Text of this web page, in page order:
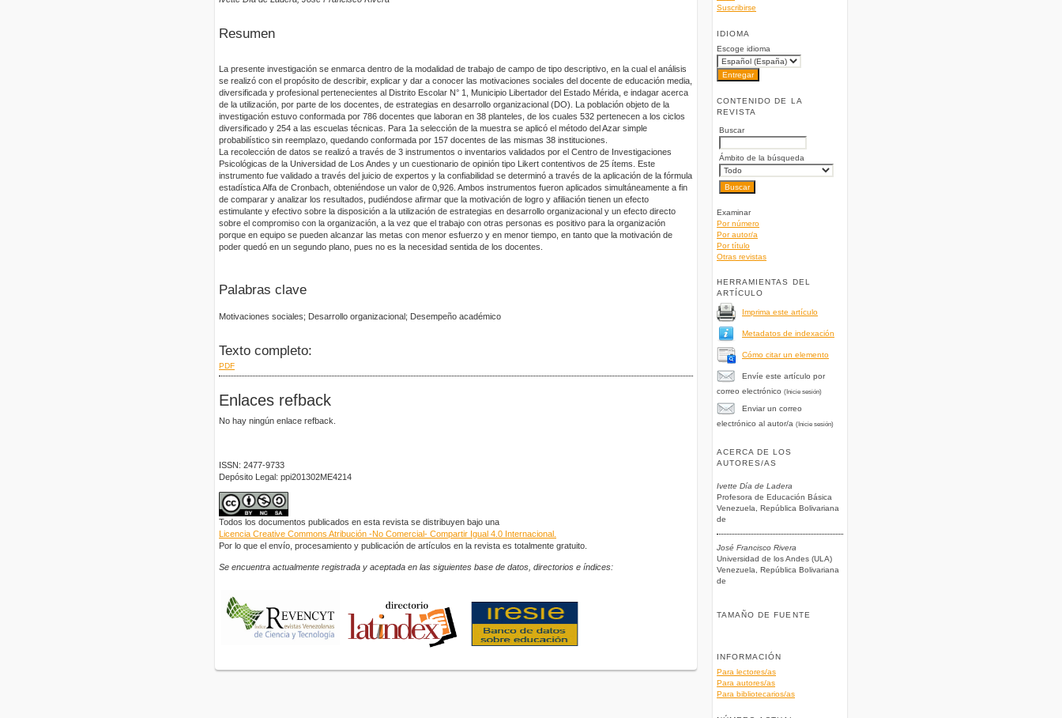
Suscribirse
IDIOMA
Escoge idioma
CONTENIDO DE LA
REVISTA
Buscar
Ámbito de la búsqueda
Examinar
Por número
Por autor/a
Por título
Otras revistas
HERRAMIENTAS DEL
ARTÍCULO
Imprima este artículo
Metadatos de indexación
Cómo citar un elemento
Envíe este artículo por
correo electrónico (Inicie sesión)
Enviar un correo
electrónico al autor/a (Inicie sesión)
ACERCA DE LOS
AUTORES/AS
Ivette Día de Ladera
Profesora de Educación Básica
Venezuela, República Bolivariana
de
José Francisco Rivera
Universidad de los Andes (ULA)
Venezuela, República Bolivariana
de
TAMAÑO DE FUENTE
INFORMACIÓN
Para lectores/as
Para autores/as
Para bibliotecarios/as
Resumen
La presente investigación se enmarca dentro de la modalidad de trabajo de campo de tipo descriptivo, en la cual el análisis
se realizó con el propósito de describir, explicar y dar a conocer las motivaciones sociales del docente de educación media,
diversificada y profesional pertenecientes al Distrito Escolar N° 1, Municipio Libertador del Estado Mérida, e indagar acerca
de la utilización, por parte de los docentes, de estrategias en desarrollo organizacional (DO). La población objeto de la
investigación estuvo conformada por 786 docentes que laboran en 38 planteles, de los cuales 532 pertenecen a los ciclos
diversificado y 254 a las escuelas técnicas. Para 1a selección de la muestra se aplicó el método del Azar simple
probabilístico sin reemplazo, quedando conformada por 157 docentes de las mismas 38 instituciones.
La recolección de datos se realizó a través de 3 instrumentos o inventarios validados por el Centro de Investigaciones
Psicológicas de la Universidad de Los Andes y un cuestionario de opinión tipo Likert contentivos de 25 ítems. Este
instrumento fue validado a través del juicio de expertos y la confiabilidad se determinó a través de la aplicación de la fórmula
estadística Alfa de Cronbach, obteniéndose un valor de 0,926. Ambos instrumentos fueron aplicados simultáneamente a fin
de comparar y analizar los resultados, pudiéndose afirmar que la motivación de logro y afiliación tienen un efecto
estimulante y efectivo sobre la disposición a la utilización de estrategias en desarrollo organizacional y un efecto directo
sobre el compromiso con la organización, a la vez que el trabajo con otras personas es positivo para la organización
porque en equipo se pueden alcanzar las metas con menor esfuerzo y en menor tiempo, en tanto que la motivación de
poder quedó en un segundo plano, pues no es la necesidad sentida de los docentes.
Palabras clave
Motivaciones sociales; Desarrollo organizacional; Desempeño académico
Texto completo:
PDF
Enlaces refback
No hay ningún enlace refback.
ISSN: 2477-9733
Depósito Legal: ppi201302ME4214
Todos los documentos publicados en esta revista se distribuyen bajo una
Licencia Creative Commons Atribución -No Comercial- Compartir Igual 4.0 Internacional.
Por lo que el envío, procesamiento y publicación de artículos en la revista es totalmente gratuito.
Se encuentra actualmente registrada y aceptada en las siguientes base de datos, directorios e índices: